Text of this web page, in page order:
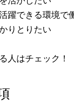
躍できる環境で
りとりたい
人はチェック！